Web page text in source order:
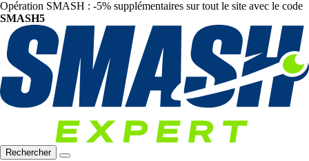
Opération SMASH : -5% supplémentaires sur tout le site avec le code
SMASH5
Rechercher